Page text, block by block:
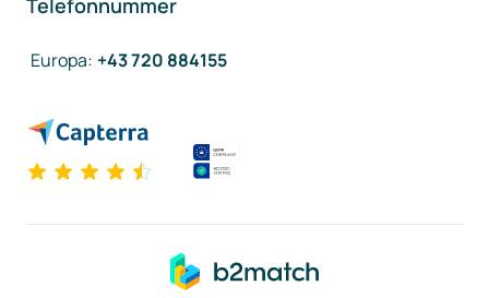
Telefonnummer
Europa: +43 720 884155